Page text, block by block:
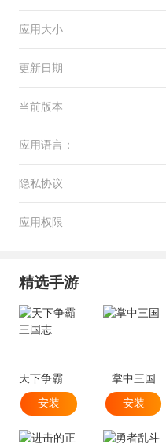
应用大小
更新日期
当前版本
应用语言：
隐私协议
应用权限
精选手游
天下争霸三国志
安装
掌中三国
安装